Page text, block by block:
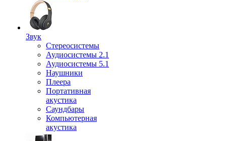
Звук
Стереосистемы
Аудиосистемы 2.1
Аудиосистемы 5.1
Наушники
Плеера
Портативная
акустика
Саундбары
Компьютерная
акустика